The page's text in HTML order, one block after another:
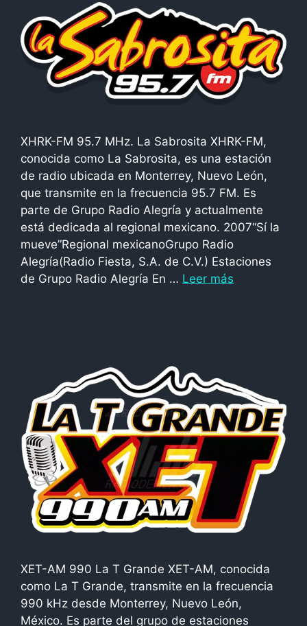
XHRK-FM 95.7 MHz. La Sabrosita XHRK-FM,
conocida como La Sabrosita, es una estación
de radio ubicada en Monterrey, Nuevo León,
que transmite en la frecuencia 95.7 FM. Es
parte de Grupo Radio Alegría y actualmente
está dedicada al regional mexicano. 2007“Sí la
mueve”Regional mexicanoGrupo Radio
Alegría(Radio Fiesta, S.A. de C.V.) Estaciones
de Grupo Radio Alegría En … Leer más
XET-AM 990 La T Grande XET-AM, conocida
como La T Grande, transmite en la frecuencia
990 kHz desde Monterrey, Nuevo León,
México. Es parte del grupo de estaciones